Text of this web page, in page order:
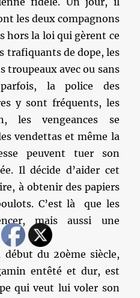
les deux compagnons
hors la loi qui gèrent ce
trafiquants de dope, les
troupeaux avec ou sans
la police des
y sont fréquents, les
les vengeances se
vendettas et même la
peuvent tuer son
Il décide d’aider cet
à obtenir des papiers
C’est là que les
mais aussi une
du 20ème siècle,
entêté et dur, est
qui veut lui voler son